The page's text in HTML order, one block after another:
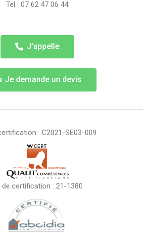
Tel : 07 62 47 06 44
J'appelle
Je demande un devis
: C2021-SE03-009
de certification : 21-1380